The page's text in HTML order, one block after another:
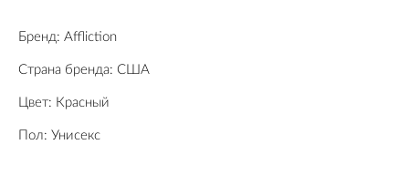
Бренд: Affliction
Страна бренда: США
Цвет: Красный
Пол: Унисекс